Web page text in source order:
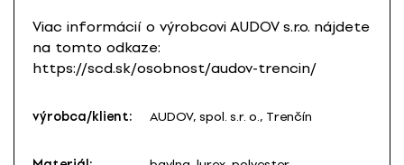
Viac informácií o výrobcovi AUDOV s.r.o. nájdete
na tomto odkaze:
https://scd.sk/osobnost/audov-trencin/
výrobca/klient: AUDOV, spol. s.r. o., Trenčín